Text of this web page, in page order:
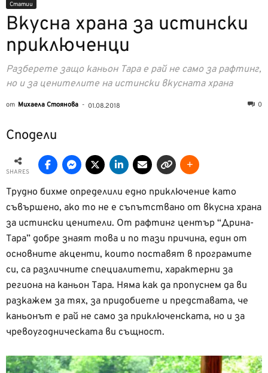
Статии
Вкусна храна за истински
приключенци
Разберете защо каньон Тара е рай не само за рафтинг,
но и за ценителите на истински вкусната храна
от Михаела Стоянова - 01.08.2018 0
Сподели
SHARES
Трудно бихме определили едно приключение като
съвършено, ако то не е съпътствано от вкусна храна
за истински ценители. От рафтинг център “Дрина-
Тара” добре знаят това и по тази причина, един от
основните акценти, които поставят в програмите
си, са различните специалитети, характерни за
региона на каньон Тара. Няма как да пропуснем да ви
разкажем за тях, за придобиете и представата, че
каньонът е рай не само за приключенската, но и за
чревоугодническата ви същност.